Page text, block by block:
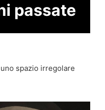
passate
spazio irregolare